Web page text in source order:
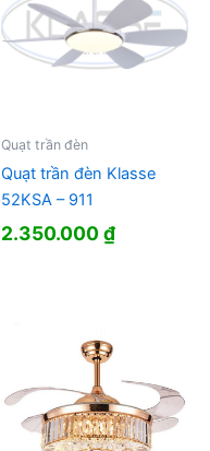
Quạt trần đèn
Quạt trần đèn Klasse
52KSA – 911
2.350.000₫